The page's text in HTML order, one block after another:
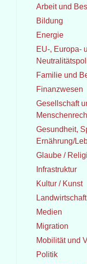
Arbeit und
Bildung
Energie
EU-, Europa-
Familie und
Finanzwesen
Gesellschaft
Gesundheit,
Ernährung/
Glaube /
Infrastruktur
Kultur / Kunst
Landwirtschaft
Medien
Migration
Mobilität und
Politik